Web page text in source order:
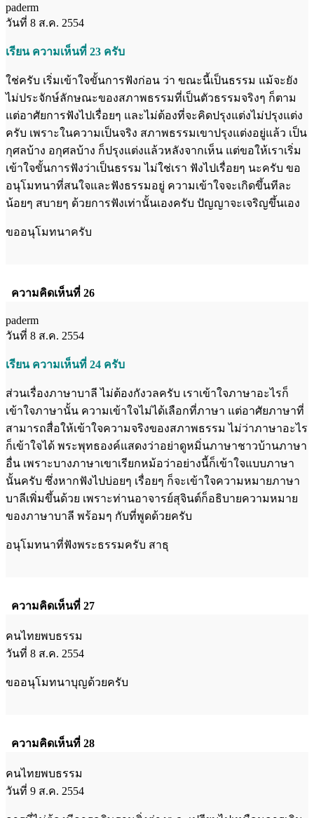
paderm
วันที่ 8 ส.ค. 2554
เรียน ความเห็นที่ 23 ครับ
ใช่ครับ เริ่มเข้าใจขั้นการฟังก่อน ว่า ขณะนี้เป็นธรรม แม้จะยัง
ไม่ประจักษ์ลักษณะของสภาพธรรมที่เป็นตัวธรรมจริงๆ ก็ตาม
แต่อาศัยการฟังไปเรื่อยๆ และไม่ต้องที่จะคิดปรุงแต่งไม่ปรุงแต่ง
ครับ เพราะในความเป็นจริง สภาพธรรมเขาปรุงแต่งอยู่แล้ว เป็น
กุศลบ้าง อกุศลบ้าง ก็ปรุงแต่งแล้วหลังจากเห็น แต่ขอให้เราเริ่ม
เข้าใจขั้นการฟังว่าเป็นธรรม ไม่ใช่เรา ฟังไปเรื่อยๆ นะครับ ขอ
อนุโมทนาที่สนใจและฟังธรรมอยู่ ความเข้าใจจะเกิดขึ้นทีละ
น้อยๆ สบายๆ ด้วยการฟังเท่านั้นเองครับ ปัญญาจะเจริญขึ้นเอง
ขออนุโมทนาครับ
ความคิดเห็นที่ 26
paderm
วันที่ 8 ส.ค. 2554
เรียน ความเห็นที่ 24 ครับ
ส่วนเรื่องภาษาบาลี ไม่ต้องกังวลครับ เราเข้าใจภาษาอะไรก็
เข้าใจภาษานั้น ความเข้าใจไม่ได้เลือกที่ภาษา แต่อาศัยภาษาที่
สามารถสื่อให้เข้าใจความจริงของสภาพธรรม ไม่ว่าภาษาอะไร
ก็เข้าใจได้ พระพุทธองค์แสดงว่าอย่าดูหมิ่นภาษาชาวบ้านภาษา
อื่น เพราะบางภาษาเขาเรียกหม้อว่าอย่างนี้ก็เข้าใจแบบภาษา
นั้นครับ ซึ่งหากฟังไปบ่อยๆ เรื่อยๆ ก็จะเข้าใจความหมายภาษา
บาลีเพิ่มขึ้นด้วย เพราะท่านอาจารย์สุจินต์ก็อธิบายความหมาย
ของภาษาบาลี พร้อมๆ กับที่พูดด้วยครับ
อนุโมทนาที่ฟังพระธรรมครับ สาธุ
ความคิดเห็นที่ 27
คนไทยพบธรรม
วันที่ 8 ส.ค. 2554
ขออนุโมทนาบุญด้วยครับ
ความคิดเห็นที่ 28
คนไทยพบธรรม
วันที่ 9 ส.ค. 2554